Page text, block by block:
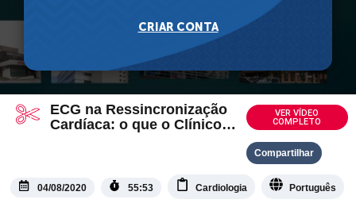
ECG na Ressincronização
Cardíaca: o que o Clínico
VER VÍDEO
COMPLETO
Compartilhar
04/08/2020 55:53 Cardiologia Português